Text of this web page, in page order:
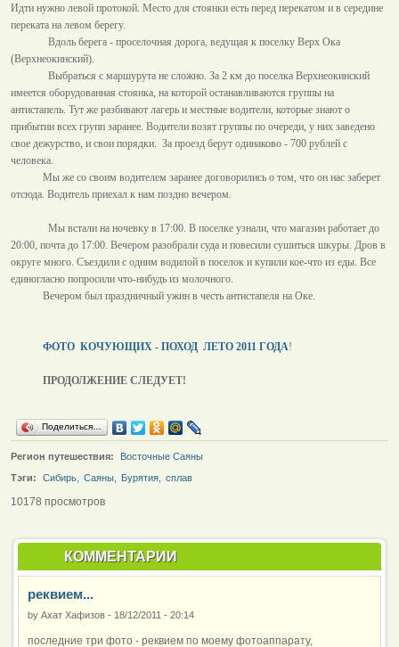
Идти нужно левой протокой. Место для стоянки есть перед перекатом и в середине
переката на левом берегу.
Вдоль берега - проселочная дорога, ведущая к поселку Верх Ока
(Верхнеокинский).
Выбраться с маршурута не сложно. За 2 км до поселка Верхнеокинский
имеется оборудованная стоянка, на которой останавливаются группы на
антистапель. Тут же разбивают лагерь и местные водители, которые знают о
прибытии всех групп заранее. Водители возят группы по очереди, у них заведено
свое дежурство, и свои порядки. За проезд берут одинаково - 700 рублей с
человека.
Мы же со своим водителем заранее договорились о том, что он нас заберет
отсюда. Водитель приехал к нам поздно вечером.
Мы встали на ночевку в 17:00. В поселке узнали, что магазин работает до
20:00, почта до 17:00. Вечером разобрали суда и повесили сушиться шкуры. Дров в
округе много. Съездили с одним водилой в поселок и купили кое-что из еды. Все
единогласно попросили что-нибудь из молочного.
Вечером был праздничный ужин в честь антистапеля на Оке.
ФОТО КОЧУЮЩИХ - ПОХОД ЛЕТО 2011 ГОДА!
ПРОДОЛЖЕНИЕ СЛЕДУЕТ!
Поделиться…
Регион путешествия:
Восточные Саяны
Тэги:
Сибирь Саяны Бурятия сплав
10178 просмотров
КОММЕНТАРИИ
реквием...
by Ахат Хафизов - 18/12/2011 - 20:14
последние три фото - реквием по моему фотоаппарату,